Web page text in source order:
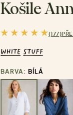
Košile
(177)
BARVA: BÍLÁ